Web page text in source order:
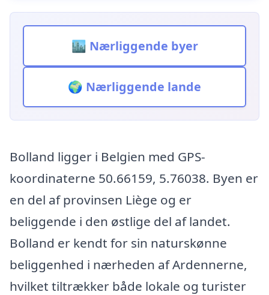
🏙️ Nærliggende byer
🌍 Nærliggende lande
Bolland ligger i Belgien med GPS-
koordinaterne 50.66159, 5.76038. Byen er
en del af provinsen Liège og er
beliggende i den østlige del af landet.
Bolland er kendt for sin naturskønne
beliggenhed i nærheden af Ardennerne,
hvilket tiltrækker både lokale og turister